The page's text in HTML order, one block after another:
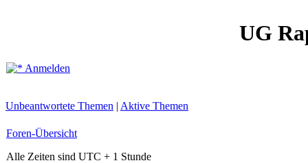
UG
Anmelden
Unbeantwortete Themen | Aktive Themen
Foren-Übersicht
Alle Zeiten sind UTC + 1 Stunde